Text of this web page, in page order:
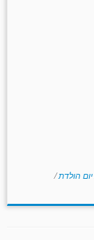
יום הולדת/